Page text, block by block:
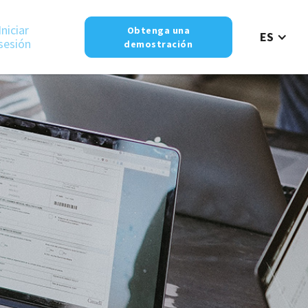
Obtenga una
demostración
ES